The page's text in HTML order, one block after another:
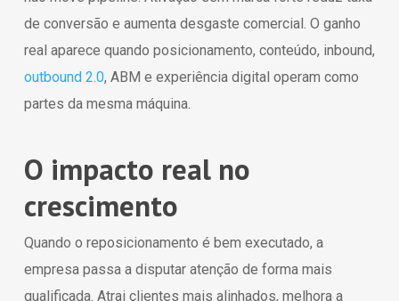
de conversão e aumenta desgaste comercial. O ganho
real aparece quando posicionamento, conteúdo, inbound,
outbound 2.0, ABM e experiência digital operam como
partes da mesma máquina.
O impacto real no
crescimento
Quando o reposicionamento é bem executado, a
empresa passa a disputar atenção de forma mais
qualificada. Atrai clientes mais alinhados, melhora a